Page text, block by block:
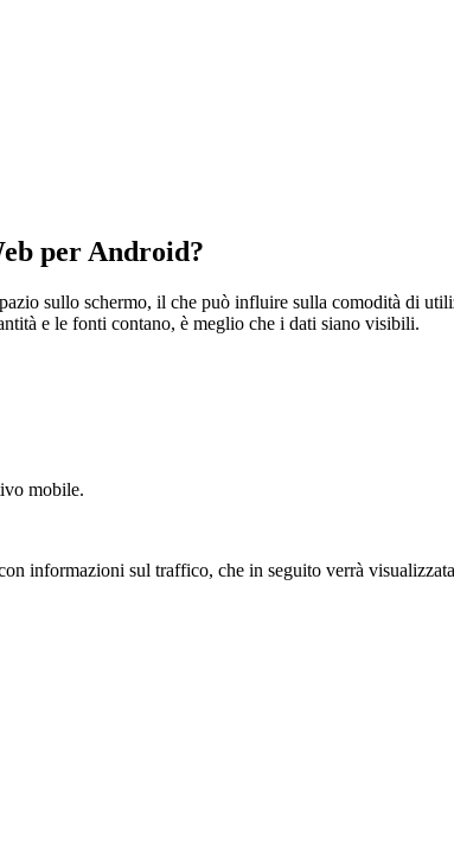
per Android?
sullo schermo, il che può influire sulla comodità di
e le fonti contano, è meglio che i dati siano visibili.
mobile.
informazioni sul traffico, che in seguito verrà